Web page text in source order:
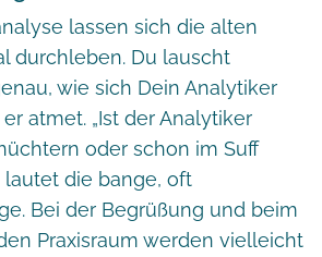
lassen sich die alten
durchleben. Du lauscht
wie sich Dein Analytiker
atmet. „Ist der Analytiker
oder schon im Suff
lautet die bange, oft
Bei der Begrüßung und beim
Praxisraum werden vielleicht